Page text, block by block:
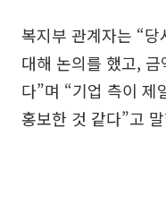
복지부 관계자는 “
대해 논의를 했고,
다”며 “기업 측이 제
홍보한 것 같다”고